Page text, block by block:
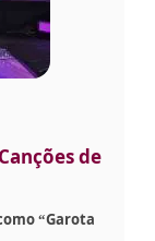
de
“Garota